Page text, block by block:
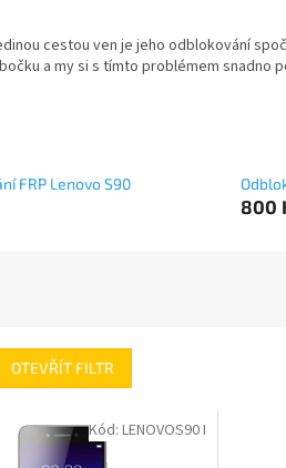
cestou ven je jeho odblokování
a my si s tímto problémem snadno
FRP Lenovo S90
800
OTEVŘÍT FILTR
Kód: LENOVOS90 I